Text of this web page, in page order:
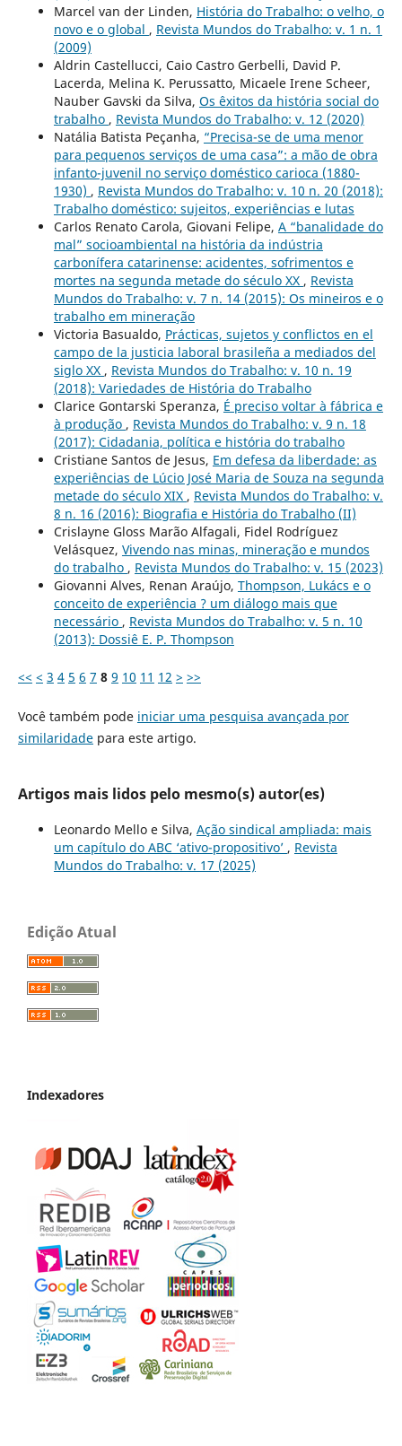
Marcel van der Linden, História do Trabalho: o velho, o
novo e o global , Revista Mundos do Trabalho: v. 1 n. 1
(2009)
Aldrin Castellucci, Caio Castro Gerbelli, David P.
Lacerda, Melina K. Perussatto, Micaele Irene Scheer,
Nauber Gavski da Silva, Os êxitos da história social do
trabalho , Revista Mundos do Trabalho: v. 12 (2020)
Natália Batista Peçanha, “Precisa-se de uma menor
para pequenos serviços de uma casa”: a mão de obra
infanto-juvenil no serviço doméstico carioca (1880-
1930) , Revista Mundos do Trabalho: v. 10 n. 20 (2018):
Trabalho doméstico: sujeitos, experiências e lutas
Carlos Renato Carola, Giovani Felipe, A “banalidade do
mal” socioambiental na história da indústria
carbonífera catarinense: acidentes, sofrimentos e
mortes na segunda metade do século XX , Revista
Mundos do Trabalho: v. 7 n. 14 (2015): Os mineiros e o
trabalho em mineração
Victoria Basualdo, Prácticas, sujetos y conflictos en el
campo de la justicia laboral brasileña a mediados del
siglo XX , Revista Mundos do Trabalho: v. 10 n. 19
(2018): Variedades de História do Trabalho
Clarice Gontarski Speranza, É preciso voltar à fábrica e
à produção , Revista Mundos do Trabalho: v. 9 n. 18
(2017): Cidadania, política e história do trabalho
Cristiane Santos de Jesus, Em defesa da liberdade: as
experiências de Lúcio José Maria de Souza na segunda
metade do século XIX , Revista Mundos do Trabalho: v.
8 n. 16 (2016): Biografia e História do Trabalho (II)
Crislayne Gloss Marão Alfagali, Fidel Rodríguez
Velásquez, Vivendo nas minas, mineração e mundos
do trabalho , Revista Mundos do Trabalho: v. 15 (2023)
Giovanni Alves, Renan Araújo, Thompson, Lukács e o
conceito de experiência ? um diálogo mais que
necessário , Revista Mundos do Trabalho: v. 5 n. 10
(2013): Dossiê E. P. Thompson
<< < 3 4 5 6 7 8 9 10 11 12 > >>
Você também pode iniciar uma pesquisa avançada por
similaridadepara este artigo.
Artigos mais lidos pelo mesmo(s) autor(es)
Leonardo Mello e Silva, Ação sindical ampliada: mais
um capítulo do ABC ‘ativo-propositivo’ , Revista
Mundos do Trabalho: v. 17 (2025)
Edição Atual
Indexadores